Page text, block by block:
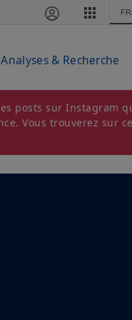
Analyses & Recherche
posts sur Instagram
Vous trouverez sur